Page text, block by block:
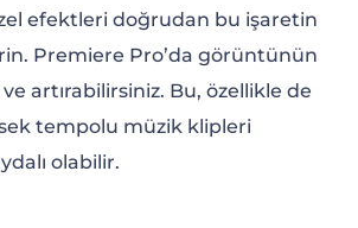
efektleri doğrudan bu işaretin
Premiere Pro’da görüntünün
ve artırabilirsiniz. Bu, özellikle de
tempolu müzik klipleri
olabilir.